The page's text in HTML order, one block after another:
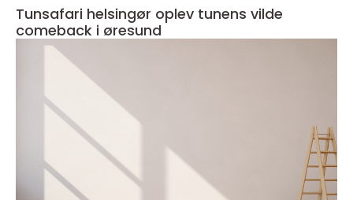
Tunsafari helsingør oplev tunens vilde
comeback i øresund